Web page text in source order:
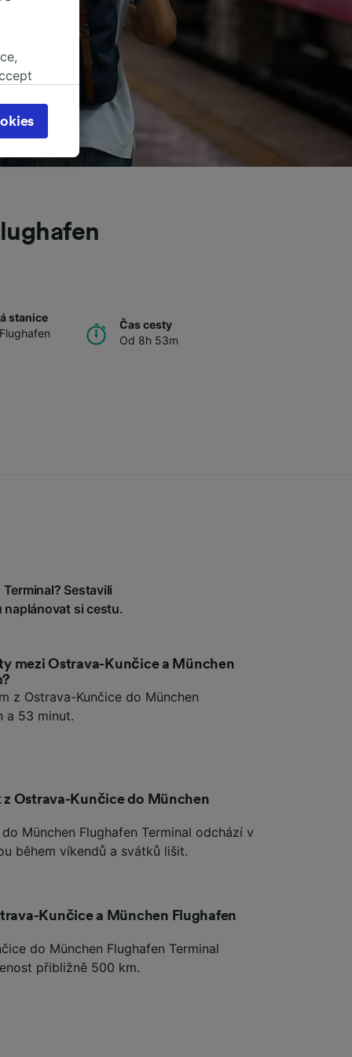
stanice
Čas cesty
Od 8h 53m
Sestavili
naplánovat si cestu.
mezi Ostrava-Kunčice a München
z Ostrava-Kunčice do München
a 53 minut.
Ostrava-Kunčice do München
München Flughafen Terminal odchází v
během víkendů a svátků lišit.
Kunčice a München Flughafen
do München Flughafen Terminal
přibližně 500 km.
page.